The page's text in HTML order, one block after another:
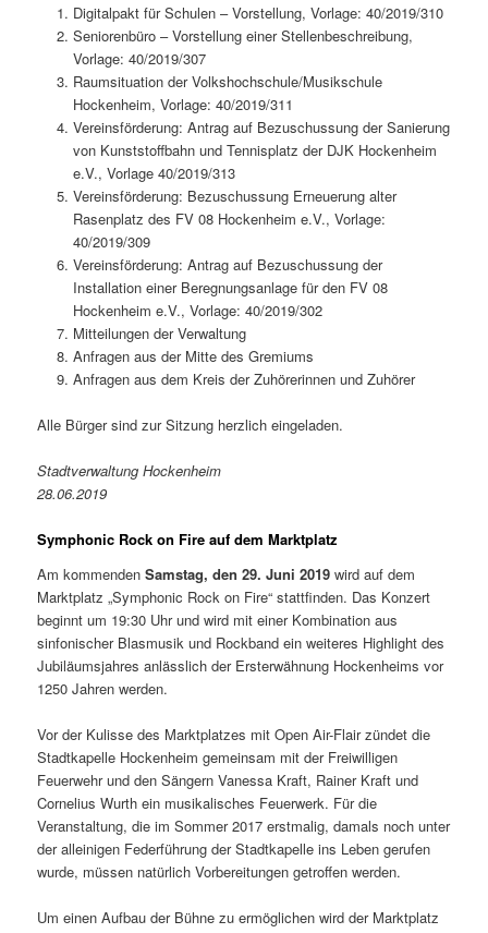
Digitalpakt für Schulen – Vorstellung, Vorlage: 40/2019/310
Seniorenbüro – Vorstellung einer Stellenbeschreibung,
Vorlage: 40/2019/307
Raumsituation der Volkshochschule/Musikschule
Hockenheim, Vorlage: 40/2019/311
Vereinsförderung: Antrag auf Bezuschussung der Sanierung
von Kunststoffbahn und Tennisplatz der DJK Hockenheim
e.V., Vorlage 40/2019/313
Vereinsförderung: Bezuschussung Erneuerung alter
Rasenplatz des FV 08 Hockenheim e.V., Vorlage:
40/2019/309
Vereinsförderung: Antrag auf Bezuschussung der
Installation einer Beregnungsanlage für den FV 08
Hockenheim e.V., Vorlage: 40/2019/302
Mitteilungen der Verwaltung
Anfragen aus der Mitte des Gremiums
Anfragen aus dem Kreis der Zuhörerinnen und Zuhörer
Alle Bürger sind zur Sitzung herzlich eingeladen.
Stadtverwaltung Hockenheim
28.06.2019
Symphonic Rock on Fire auf dem Marktplatz
Am kommendenSamstag, den 29. Juni 2019 wird auf dem
Marktplatz „Symphonic Rock on Fire“ stattfinden. Das Konzert
beginnt um 19:30 Uhr und wird mit einer Kombination aus
sinfonischer Blasmusik und Rockband ein weiteres Highlight des
Jubiläumsjahres anlässlich der Ersterwähnung Hockenheims vor
1250 Jahren werden.
Vor der Kulisse des Marktplatzes mit Open Air-Flair zündet die
Stadtkapelle Hockenheim gemeinsam mit der Freiwilligen
Feuerwehr und den Sängern Vanessa Kraft, Rainer Kraft und
Cornelius Wurth ein musikalisches Feuerwerk. Für die
Veranstaltung, die im Sommer 2017 erstmalig, damals noch unter
der alleinigen Federführung der Stadtkapelle ins Leben gerufen
wurde, müssen natürlich Vorbereitungen getroffen werden.
Um einen Aufbau der Bühne zu ermöglichen wird der Marktplatz